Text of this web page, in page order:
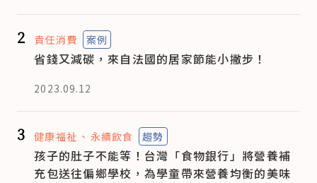
2 責任消費 案例
省錢又減碳，來自法國的居家節能小撇步！
2023.09.12
3 健康福祉 永續飲食 趨勢
孩子的肚子不能等！台灣「食物銀行」將營養補
充包送往偏鄉學校，為學童帶來營養均衡的美味